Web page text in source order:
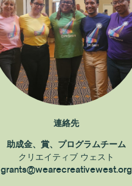
連絡先
助成金、賞、プログラムチーム
クリエイティブ ウェスト
grants@wearecreativewest.org